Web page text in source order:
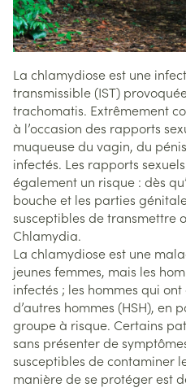
La chlamydiose est une
transmissible (IST)
trachomatis. Extrêmement
à l’occasion des rapports
muqueuse du vagin, du
infectés. Les rapports
également un risque : dès
bouche et les parties
susceptibles de transmettre
Chlamydia.
La chlamydiose est une
jeunes femmes, mais les
infectés ; les hommes qui
d’autres hommes (HSH), en
groupe à risque. Certains
sans présenter de
susceptibles de contaminer
manière de se protéger est